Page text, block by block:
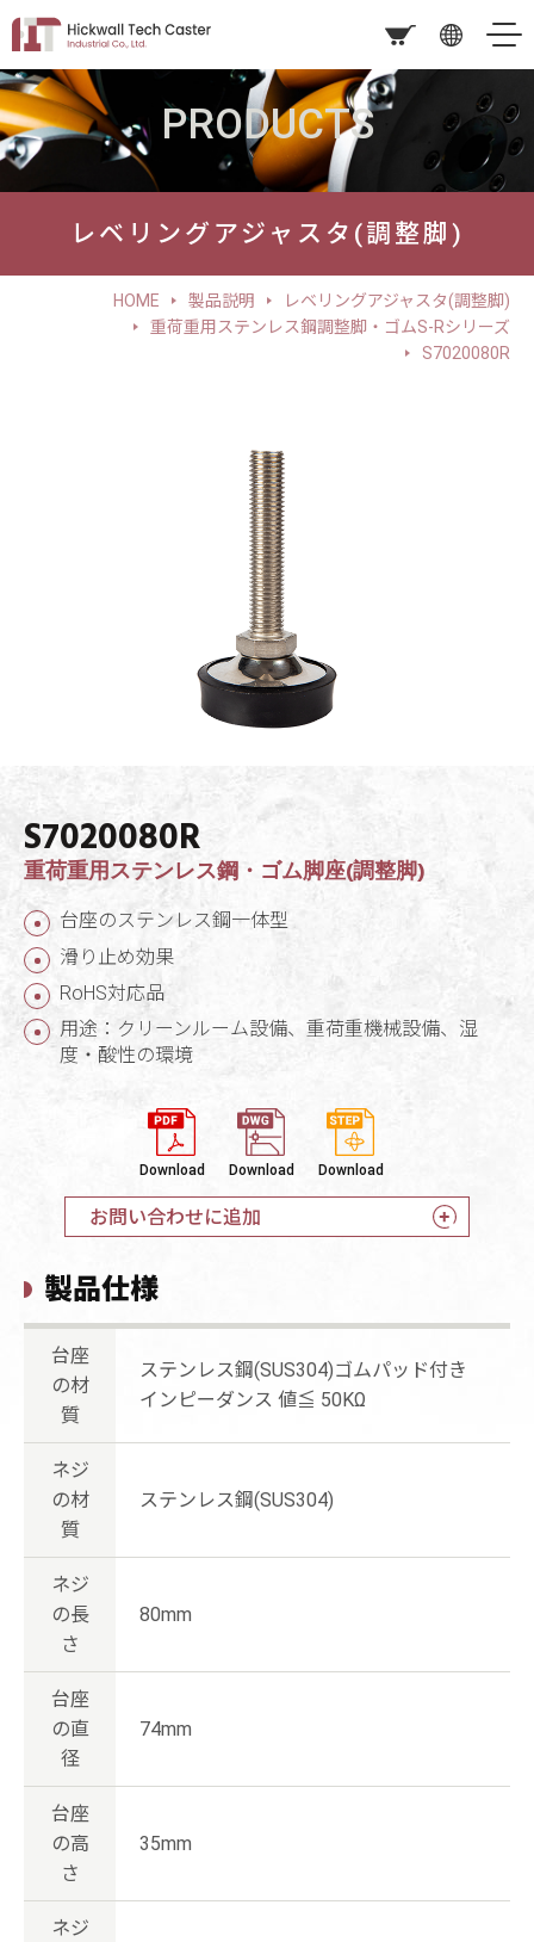
PRODUCTS
レベリングアジャスタ(調整脚)
HOME 製品説明
レベリングアジャスタ(調整脚)
重荷重用ステンレス鋼調整脚・ゴムS-Rシリーズ
S7020080R
S7020080R
重荷重用ステンレス鋼・ゴム脚座(調整脚)
台座のステンレス鋼一体型
滑り止め効果
RoHS対応品
用途：クリーンルーム設備、重荷重機械設備、湿
度・酸性の環境
Download Download Download
お問い合わせに追加
製品仕様
台座
の材
質
ステンレス鋼(SUS304)ゴムパッド付き
インピーダンス 値≦ 50KΩ
ネジ
の材
質
ステンレス鋼(SUS304)
ネジ
の長
さ
80mm
台座
の直
径
74mm
台座
の高
さ
35mm
ネジ